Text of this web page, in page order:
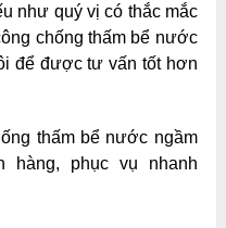
như quý vị có thắc mắc
chống thấm bể nước
để được tư vấn tốt hơn
thấm bể nước ngầm
hàng, phục vụ nhanh